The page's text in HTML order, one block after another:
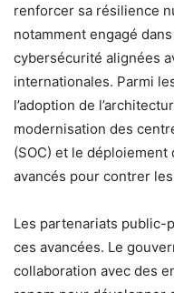
renforcer sa résilience
notamment engagé
cybersécurité alignées
internationales. Parmi
l’adoption de
modernisation des
(SOC) et le
avancés pour contrer
Les partenariats public-
ces avancées. Le
collaboration avec des